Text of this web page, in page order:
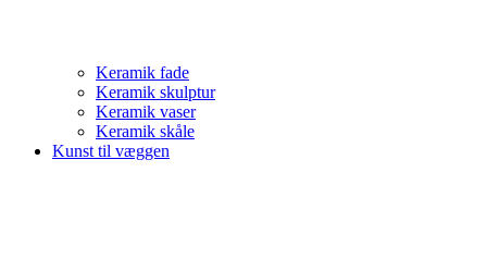
Keramik fade
Keramik skulptur
Keramik vaser
Keramik skåle
Kunst til væggen